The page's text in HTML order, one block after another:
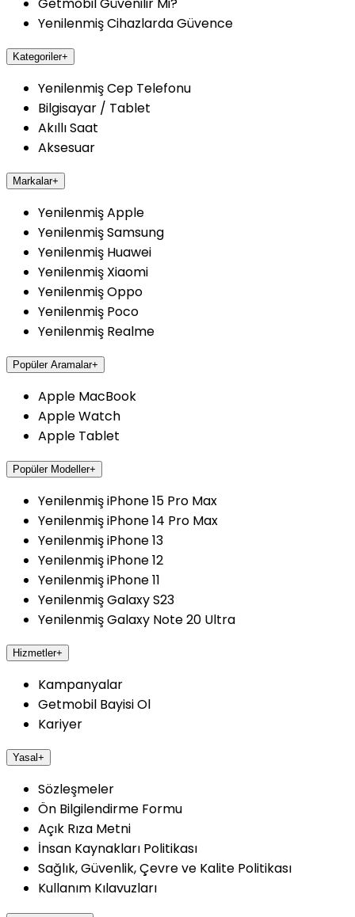
Yenilenmiş Cihazlarda Güvence
Kategoriler+
Yenilenmiş Cep Telefonu
Bilgisayar / Tablet
Akıllı Saat
Aksesuar
Markalar+
Yenilenmiş Apple
Yenilenmiş Samsung
Yenilenmiş Huawei
Yenilenmiş Xiaomi
Yenilenmiş Oppo
Yenilenmiş Poco
Yenilenmiş Realme
Popüler Aramalar+
Apple MacBook
Apple Watch
Apple Tablet
Popüler Modeller+
Yenilenmiş iPhone 15 Pro Max
Yenilenmiş iPhone 14 Pro Max
Yenilenmiş iPhone 13
Yenilenmiş iPhone 12
Yenilenmiş iPhone 11
Yenilenmiş Galaxy S23
Yenilenmiş Galaxy Note 20 Ultra
Hizmetler+
Kampanyalar
Getmobil Bayisi Ol
Kariyer
Yasal +
Sözleşmeler
Ön Bilgilendirme Formu
Açık Rıza Metni
İnsan Kaynakları Politikası
Sağlık, Güvenlik, Çevre ve Kalite Politikası
Kullanım Kılavuzları